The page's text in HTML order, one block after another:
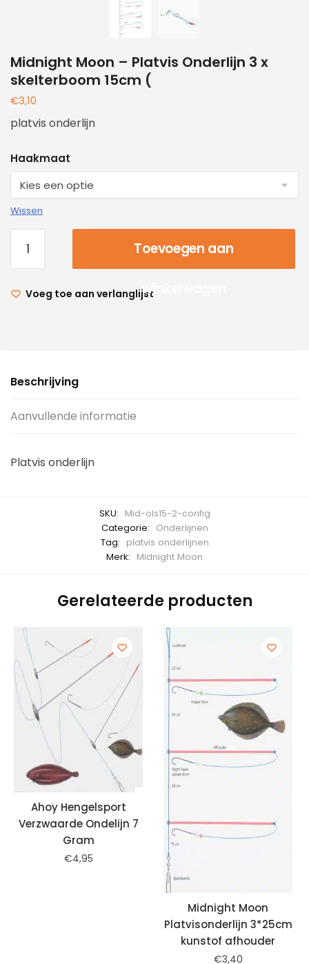
Midnight Moon – Platvis Onderlijn 3 x
skelterboom 15cm (
€3,10
platvis onderlijn
Haakmaat
Wissen
Toevoegen aan
winkelwagen
Voeg toe aan verlanglijst
Beschrijving
Aanvullende informatie
Platvis onderlijn
SKU: Mid-ols15-2-config
Categorie: Onderlijnen
Tag: platvis onderlijnen
Merk: Midnight Moon
Gerelateerde producten
Ahoy Hengelsport
Verzwaarde Ondelijn 7
Gram
€4,95
Midnight Moon
Platvisonderlijn 3*25cm
kunstof afhouder
€3,40